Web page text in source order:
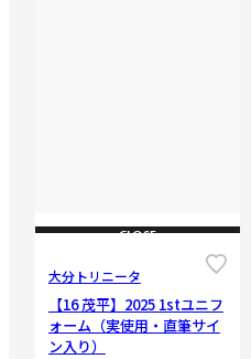
CLOSE
大分トリニータ
【16 茂平】2025 1stユニフ
ォーム（実使用・直筆サイ
ン入り）